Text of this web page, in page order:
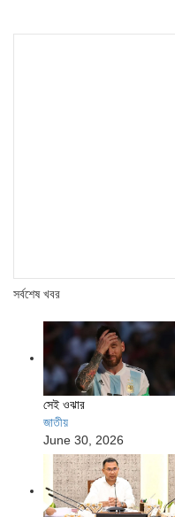
সর্বশেষ খবর
সেই ওঝার
জাতীয়
June 30, 2026